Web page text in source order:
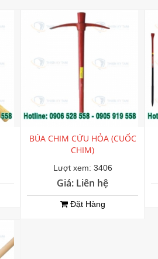
BÚA CHIM CỨU HỎA (CUỐC
CHIM)
Lượt xem: 3406
Giá: Liên hệ
Đặt Hàng